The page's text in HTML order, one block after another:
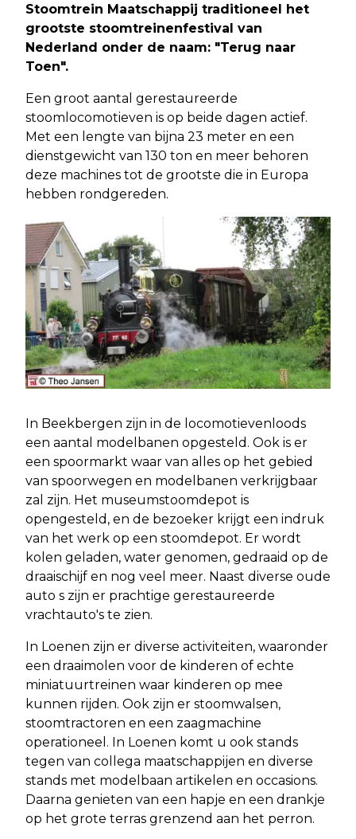
Stoomtrein Maatschappij traditioneel het
grootste stoomtreinenfestival van
Nederland onder de naam: "Terug naar
Toen".
Een groot aantal gerestaureerde
stoomlocomotieven is op beide dagen actief.
Met een lengte van bijna 23 meter en een
dienstgewicht van 130 ton en meer behoren
deze machines tot de grootste die in Europa
hebben rondgereden.
In Beekbergen zijn in de locomotievenloods
een aantal modelbanen opgesteld. Ook is er
een spoormarkt waar van alles op het gebied
van spoorwegen en modelbanen verkrijgbaar
zal zijn. Het museumstoomdepot is
opengesteld, en de bezoeker krijgt een indruk
van het werk op een stoomdepot. Er wordt
kolen geladen, water genomen, gedraaid op de
draaischijf en nog veel meer. Naast diverse oude
auto s zijn er prachtige gerestaureerde
vrachtauto's te zien.
In Loenen zijn er diverse activiteiten, waaronder
een draaimolen voor de kinderen of echte
miniatuurtreinen waar kinderen op mee
kunnen rijden. Ook zijn er stoomwalsen,
stoomtractoren en een zaagmachine
operationeel. In Loenen komt u ook stands
tegen van collega maatschappijen en diverse
stands met modelbaan artikelen en occasions.
Daarna genieten van een hapje en een drankje
op het grote terras grenzend aan het perron.